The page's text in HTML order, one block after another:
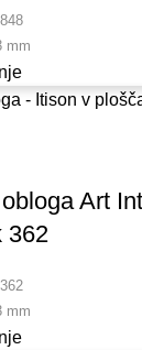
mm
Art
362
mm